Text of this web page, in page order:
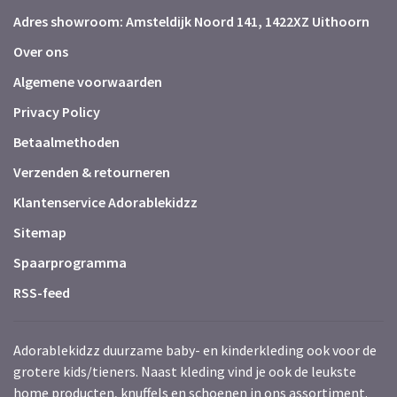
Adres showroom: Amsteldijk Noord 141, 1422XZ Uithoorn
Over ons
Algemene voorwaarden
Privacy Policy
Betaalmethoden
Verzenden & retourneren
Klantenservice Adorablekidzz
Sitemap
Spaarprogramma
RSS-feed
Adorablekidzz duurzame baby- en kinderkleding ook voor de
grotere kids/tieners. Naast kleding vind je ook de leukste
home producten, knuffels en schoenen in ons assortiment.